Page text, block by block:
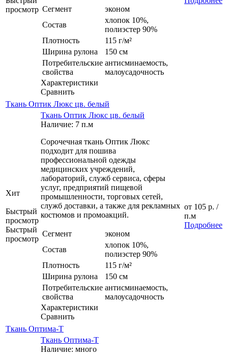
просмотр Сегмент
эконом
Состав
хлопок 10%,
полиэстер 90%
Плотность
115 г/м²
Ширина рулона
150 см
Потребительские
свойства
антисминаемость,
малоусадочность
Характеристики
Сравнить
Ткань Оптик Люкс цв. белый
Хит
Быстрый
просмотр
Быстрый
просмотр
Ткань Оптик Люкс цв. белый
Наличие: 7 п.м
Сорочечная ткань Оптик Люкс
подходит для пошива
профессиональной одежды
медицинских учреждений,
лабораторий, служб сервиса, сферы
услуг, предприятий пищевой
промышленности, торговых сетей,
служб доставки, а также для рекламных
костюмов и промоакций.
Сегмент
эконом
Состав
хлопок 10%,
полиэстер 90%
Плотность
115 г/м²
Ширина рулона
150 см
Потребительские
свойства
антисминаемость,
малоусадочность
Характеристики
Сравнить
от 105 р. /
п.м
Подробнее
Ткань Оптима-Т
Ткань Оптима-Т
Наличие: много